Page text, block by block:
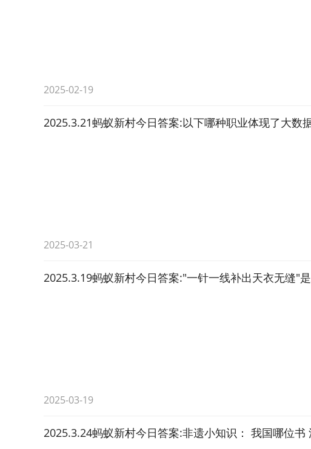
2025-02-19
2025.3.21蚂蚁新村今日答案:以下哪种职业体现了大数
2025-03-21
2025.3.19蚂蚁新村今日答案:"一针一线补出天衣无缝"
2025-03-19
2025.3.24蚂蚁新村今日答案:非遗小知识： 我国哪位书